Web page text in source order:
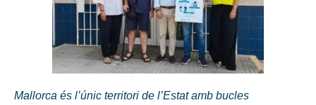
Mallorca és l’únic territori de l’Estat amb bucles